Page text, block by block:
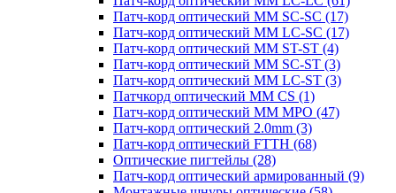
Патч-корд оптический MM SC-SC (17)
Патч-корд оптический MM LC-SC (17)
Патч-корд оптический MM ST-ST (4)
Патч-корд оптический MM SC-ST (3)
Патч-корд оптический MM LC-ST (3)
Патчкорд оптический MM CS (1)
Патч-корд оптический MM MPO (47)
Патч-корд оптический 2.0mm (3)
Патч-корд оптический FTTH (68)
Оптические пигтейлы (28)
Патч-корд оптический армированный (9)